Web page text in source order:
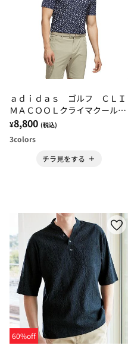
ａｄｉｄａｓ ゴルフ ＣＬＩ
ＭＡＣＯＯＬクライマクールレ
クタングル プリントメッシュ
半袖シャツ
¥8,800 (税込)
3colors
チラ見をする
60%off